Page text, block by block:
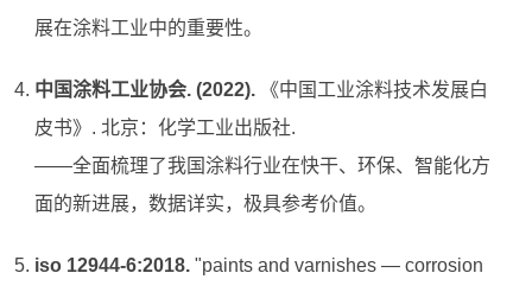
展在涂料工业中的重要性。
中国涂料工业协会. (2022).《中国工业涂料技术发展白
皮书》. 北京：化学工业出版社.
——全面梳理了我国涂料行业在快干、环保、智能化方
面的新进展，数据详实，极具参考价值。
iso 12944-6:2018."paints and varnishes — corrosion